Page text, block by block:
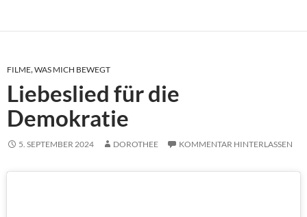
FILME,WAS MICH BEWEGT
Liebeslied für die
Demokratie
5. SEPTEMBER 2024 DOROTHEE KOMMENTAR HINTERLASSEN